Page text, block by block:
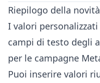
Riepilogo della novità
I valori
campi di testo degli
per le campagne
Puoi inserire valori